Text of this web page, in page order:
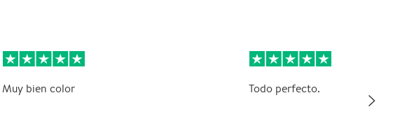
Muy bien color Todo perfecto.
slim_arrow_right